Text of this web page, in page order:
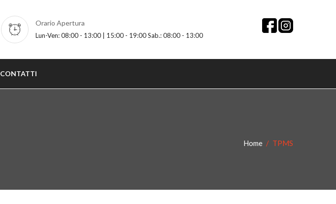
Orario Apertura
Lun-Ven: 08:00 - 13:00 | 15:00 - 19:00 Sab.: 08:00 - 13:00
CONTATTI
Home TPMS